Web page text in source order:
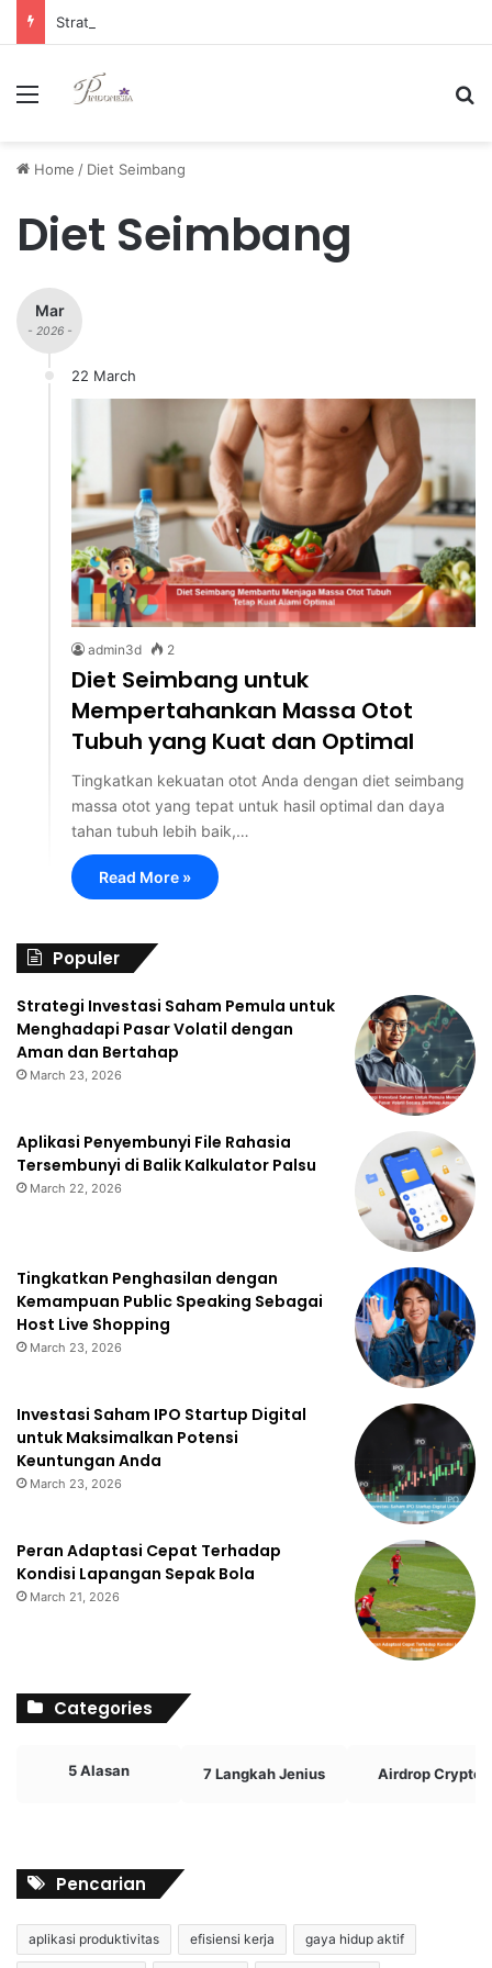
Menu
Home / Diet Seimbang
Diet Seimbang
Mar
- 2026 -
22 March
admin3d 2
Diet Seimbang untuk
Mempertahankan Massa Otot
Tubuh yang Kuat dan Optimal
Tingkatkan kekuatan otot Anda dengan diet seimbang
massa otot yang tepat untuk hasil optimal dan daya
tahan tubuh lebih baik,…
Read More »
Populer
Strategi Investasi Saham Pemula untuk
Menghadapi Pasar Volatil dengan
Aman dan Bertahap
March 23, 2026
Aplikasi Penyembunyi File Rahasia
Tersembunyi di Balik Kalkulator Palsu
March 22, 2026
Tingkatkan Penghasilan dengan
Kemampuan Public Speaking Sebagai
Host Live Shopping
March 23, 2026
Investasi Saham IPO Startup Digital
untuk Maksimalkan Potensi
Keuntungan Anda
March 23, 2026
Peran Adaptasi Cepat Terhadap
Kondisi Lapangan Sepak Bola
March 21, 2026
Categories
5 Alasan 7 Langkah Jenius Airdrop Crypto
Pencarian
aplikasi produktivitas efisiensi kerja gaya hidup aktif